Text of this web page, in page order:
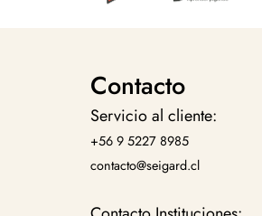
Contacto
Servicio al cliente:
+56 9 5227 8985
contacto@seigard.cl